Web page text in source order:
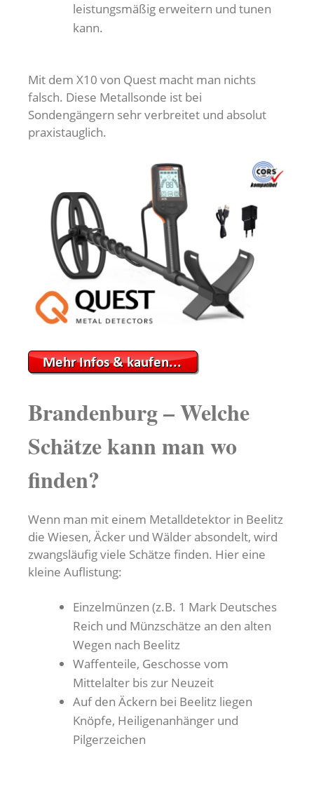
leistungsmäßig erweitern und tunen
kann.
Mit dem X10 von Quest macht man nichts
falsch. Diese Metallsonde ist bei
Sondengängern sehr verbreitet und absolut
praxistauglich.
Brandenburg – Welche
Schätze kann man wo
finden?
Wenn man mit einem Metalldetektor in Beelitz
die Wiesen, Äcker und Wälder absondelt, wird
zwangsläufig viele Schätze finden. Hier eine
kleine Auflistung:
Einzelmünzen (z.B. 1 Mark Deutsches
Reich und Münzschätze an den alten
Wegen nach Beelitz
Waffenteile, Geschosse vom
Mittelalter bis zur Neuzeit
Auf den Äckern bei Beelitz liegen
Knöpfe, Heiligenanhänger und
Pilgerzeichen